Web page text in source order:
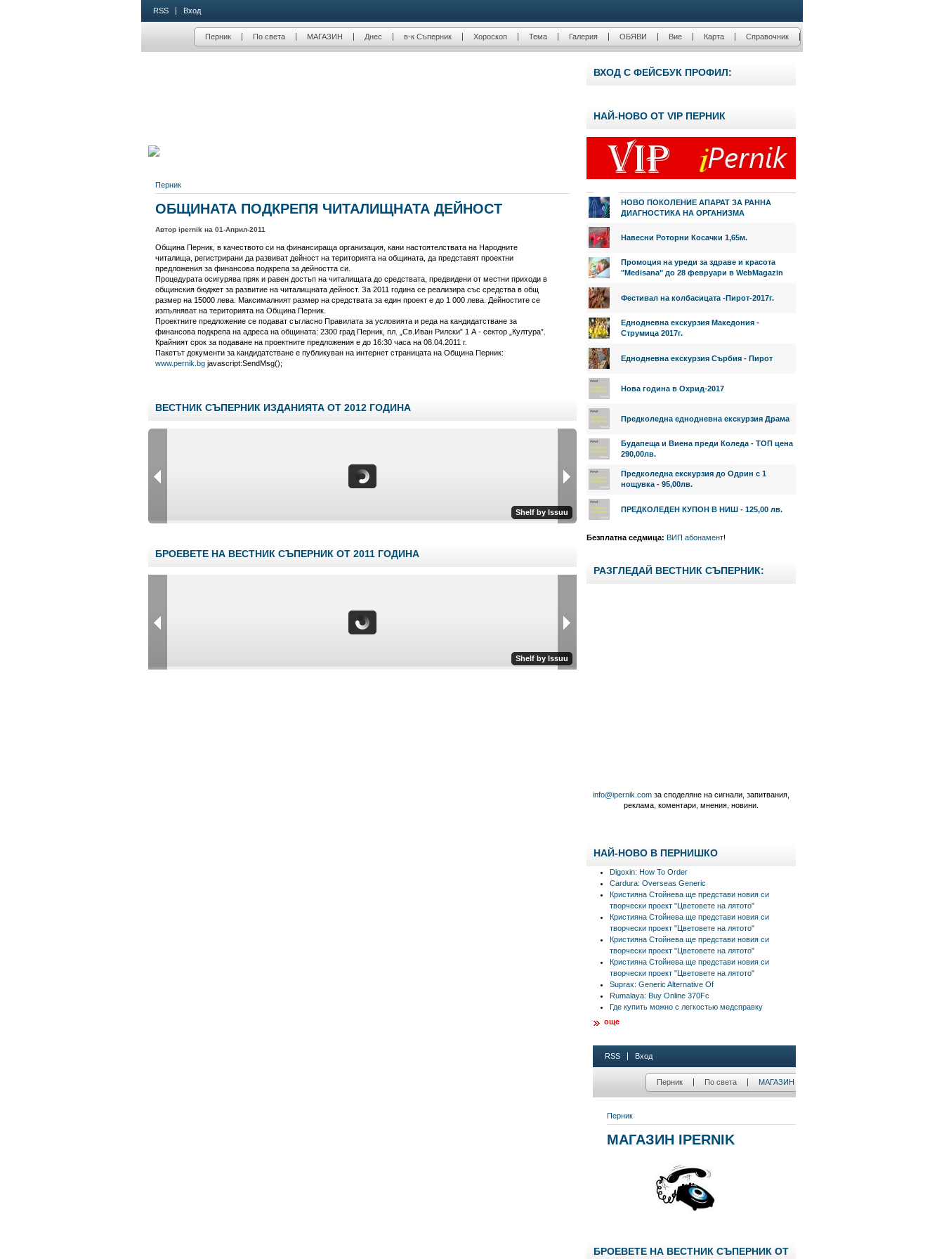
RSS Вход
Перник По света МАГАЗИН Днес в-к Съперник Хороскоп Тема Галерия ОБЯВИ Вие Карта Справочник
Перник
ОБЩИНАТА ПОДКРЕПЯ ЧИТАЛИЩНАТА ДЕЙНОСТ
Автор ipernik на 01-Април-2011
Община Перник, в качеството си на финансираща организация, кани настоятелствата на Народните
читалища, регистрирани да развиват дейност на територията на общината, да представят проектни
предложения за финансова подкрепа за дейността си.
Процедурата осигурява пряк и равен достъп на читалищата до средствата, предвидени от местни приходи в
общинския бюджет за развитие на читалищната дейност. За 2011 година се реализира със средства в общ
размер на 15000 лева. Максималният размер на средствата за един проект е до 1 000 лева. Дейностите се
изпълняват на територията на Община Перник.
Проектните предложение се подават съгласно Правилата за условията и реда на кандидатстване за
финансова подкрепа на адреса на общината: 2300 град Перник, пл. „Св.Иван Рилски” 1 А - сектор „Култура”.
Крайният срок за подаване на проектните предложения е до 16:30 часа на 08.04.2011 г.
Пакетът документи за кандидатстване е публикуван на интернет страницата на Община Перник:
www.pernik.bg javascript:SendMsg();
ВЕСТНИК СЪПЕРНИК ИЗДАНИЯТА ОТ 2012 ГОДИНА
БРОЕВЕТЕ НА ВЕСТНИК СЪПЕРНИК ОТ 2011 ГОДИНА
ВХОД С ФЕЙСБУК ПРОФИЛ:
НАЙ-НОВО ОТ VIP ПЕРНИК
НОВО ПОКОЛЕНИЕ АПАРАТ ЗА РАННА
ДИАГНОСТИКА НА ОРГАНИЗМА
Навесни Роторни Косачки 1,65м.
Промоция на уреди за здраве и красота
"Medisana" до 28 февруари в WebMagazin
Фестивал на колбасицата -Пирот-2017г.
Еднодневна екскурзия Македония -
Струмица 2017г.
Еднодневна екскурзия Сърбия - Пирот
Нова година в Охрид-2017
Предколедна еднодневна екскурзия Драма
Будапеща и Виена преди Коледа - ТОП цена
290,00лв.
Предколедна екскурзия до Одрин с 1
нощувка - 95,00лв.
ПРЕДКОЛЕДЕН КУПОН В НИШ - 125,00 лв.
Безплатна седмица: ВИП абонамент!
РАЗГЛЕДАЙ ВЕСТНИК СЪПЕРНИК:
info@ipernik.com за споделяне на сигнали, запитвания,
реклама, коментари, мнения, новини.
НАЙ-НОВО В ПЕРНИШКО
Digoxin: How To Order
Cardura: Overseas Generic
Кристияна Стойнева ще представи новия си
творчески проект "Цветовете на лятото"
Кристияна Стойнева ще представи новия си
творчески проект "Цветовете на лятото"
Кристияна Стойнева ще представи новия си
творчески проект "Цветовете на лятото"
Кристияна Стойнева ще представи новия си
творчески проект "Цветовете на лятото"
Suprax: Generic Alternative Of
Rumalaya: Buy Online 370Fc
Где купить можно с легкостью медсправку
още
БРОЕВЕТЕ НА ВЕСТНИК СЪПЕРНИК ОТ